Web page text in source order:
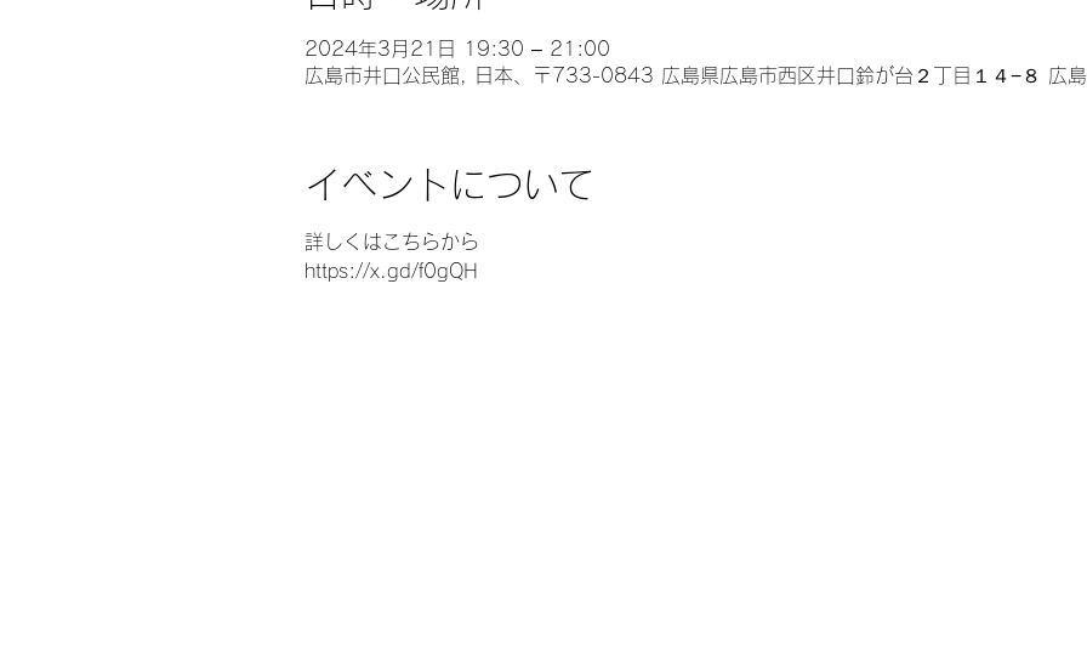
2024年3月21日 19:30 – 21:00
広島市井口公民館, 日本、〒733-0843 広島県広島市西区井口鈴が台２丁目１４−８ 広
イベントについて
詳しくはこちらから
https://x.gd/f0gQH